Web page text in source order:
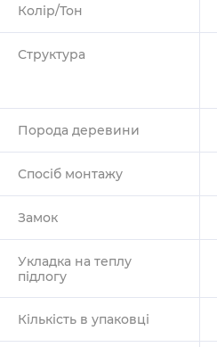
Колір/Тон
Структура
Порода деревини
Спосіб монтажу
Замок
Укладка на теплу
підлогу
Кількість в упаковці